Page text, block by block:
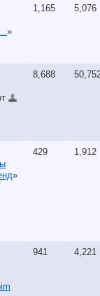
»
1,165 5,076
8,688
»
429 1,912
941 4,221